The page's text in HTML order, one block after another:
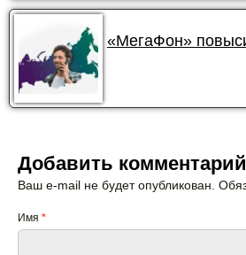
«МегаФон»
Добавить комментарий
Ваш e-mail не будет опубликован.
Имя *